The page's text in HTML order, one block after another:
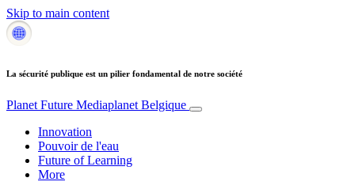
Skip to main content
La sécurité publique est un pilier fondamental de notre société
Planet Future Mediaplanet Belgique
Innovation
Pouvoir de l'eau
Future of Learning
More